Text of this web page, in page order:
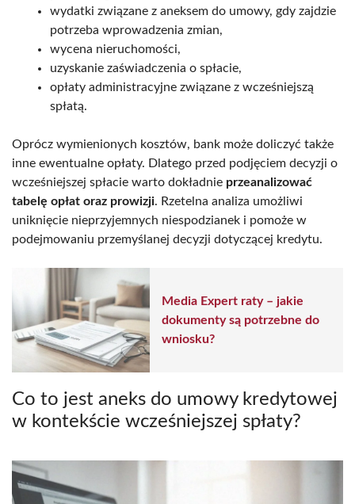
wydatki związane z aneksem do umowy, gdy zajdzie
potrzeba wprowadzenia zmian,
wycena nieruchomości,
uzyskanie zaświadczenia o spłacie,
opłaty administracyjne związane z wcześniejszą
spłatą.
Oprócz wymienionych kosztów, bank może doliczyć także
inne ewentualne opłaty. Dlatego przed podjęciem decyzji o
wcześniejszej spłacie warto dokładnie przeanalizować
tabelę opłat oraz prowizji. Rzetelna analiza umożliwi
uniknięcie nieprzyjemnych niespodzianek i pomoże w
podejmowaniu przemyślanej decyzji dotyczącej kredytu.
Media Expert raty – jakie
dokumenty są potrzebne do
wniosku?
Co to jest aneks do umowy kredytowej
w kontekście wcześniejszej spłaty?